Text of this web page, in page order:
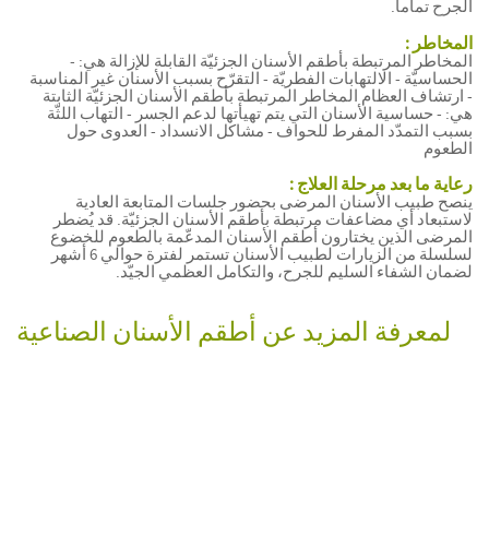
الجرح تماماً.
المخاطر :
المخاطر المرتبطة بأطقم الأسنان الجزئيّة القابلة للإزالة هي: -
الحساسيّة - الالتهابات الفطريّة - التقرّح بسبب الأسنان غير المناسبة
- ارتشاف العظام المخاطر المرتبطة بأطقم الأسنان الجزئيّة الثابتة
هي: - حساسية الأسنان التي يتم تهيأتها لدعم الجسر - التهاب اللثّة
بسبب التمدّد المفرط للحواف - مشاكل الانسداد - العدوى حول
الطعوم
رعاية ما بعد مرحلة العلاج :
ينصح طبيب الأسنان المرضى بحضور جلسات المتابعة العادية
لاستبعاد أي مضاعفات مرتبطة بأطقم الأسنان الجزئيّة. قد يُضطر
المرضى الذين يختارون أطقم الأسنان المدعّمة بالطعوم للخضوع
لسلسلة من الزيارات لطبيب الأسنان تستمر لفترة حوالي 6 أشهر
لضمان الشفاء السليم للجرح، والتكامل العظمي الجيّد.
لمعرفة المزيد عن أطقم الأسنان الصناعية
الأسنان
موقع
WebMD:
أطقم
الأسنان
الكاملة
علي
مجلّة
British
dental
Journal:
أطقم
الأسنان
الكاملة
كولجيت